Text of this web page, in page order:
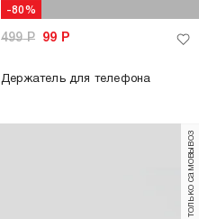
-80%
499Р 99 Р
Держатель для телефона
только самовывоз